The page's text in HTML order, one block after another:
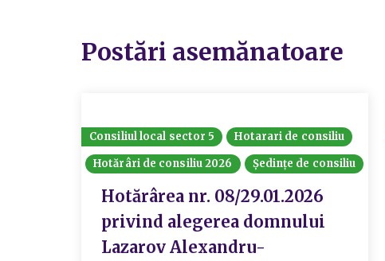
Postări asemănatoare
Consiliul local sector 5
Hotarari de consiliu
Hotărâri de consiliu 2026
Ședințe de consiliu
Hotărârea nr. 08/29.01.2026
privind alegerea domnului
Lazarov Alexandru-